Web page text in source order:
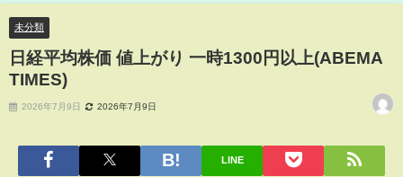
未分類
日経平均株価 値上がり 一時1300円以上(ABEMA
TIMES)
2026年7月9日 2026年7月9日
LINE